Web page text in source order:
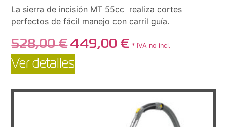
La sierra de incisión MT 55cc realiza cortes
perfectos de fácil manejo con carril guía.
528,00€ 449,00 € * IVA no incl.
Ver detalles